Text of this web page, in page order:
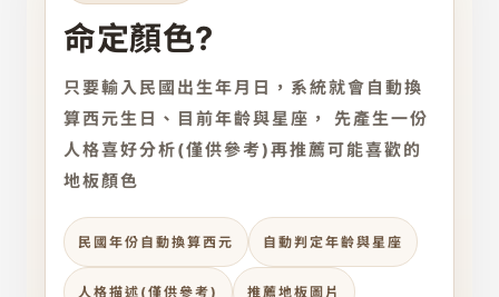
命定顏色?
只要輸入 民國出生年月日 ，系統就會自動換
算西元生日、目前年齡與星座 ， 先產生一份
人格喜好分析(僅供參考)再推薦可能喜歡的
地板顏色
民國年份自動換算西元 自動判定年齡與星座
人格描述(僅供參考) 推薦地板圖片